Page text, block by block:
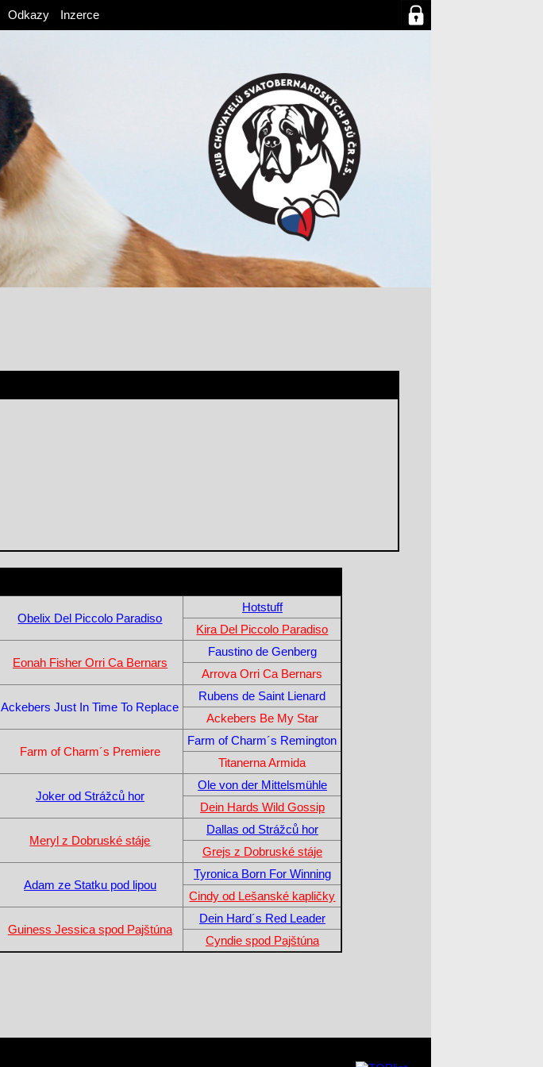
Odkazy Inzerce
Obelix Del Piccolo Paradiso
Hotstuff
Kira Del Piccolo Paradiso
Eonah Fisher Orri Ca Bernars
Faustino de Genberg
Arrova Orri Ca Bernars
Ackebers Just In Time To Replace
Rubens de Saint Lienard
Ackebers Be My Star
Farm of Charm´s Premiere
Farm of Charm´s Remington
Titanerna Armida
Joker od Strážců hor
Ole von der Mittelsmühle
Dein Hards Wild Gossip
Meryl z Dobruské stáje
Dallas od Strážců hor
Grejs z Dobruské stáje
Adam ze Statku pod lipou
Tyronica Born For Winning
Cindy od Lešanské kapličky
Guiness Jessica spod Pajštúna
Dein Hard´s Red Leader
Cyndie spod Pajštúna